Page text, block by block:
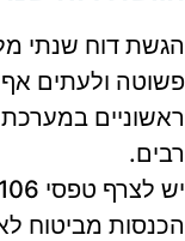
הגשת דוח שנתי
פשוטה ולעתים
ראשוניים
רבים.
הכנסות מביטוח